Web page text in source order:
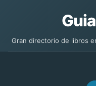
Gran directorio de libros